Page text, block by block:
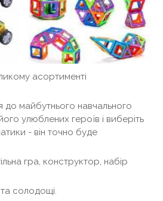
асортименті
до майбутнього навчального
улюблених героїв і виберіть
- він точно буде
гра, конструктор, набір
солодощі.